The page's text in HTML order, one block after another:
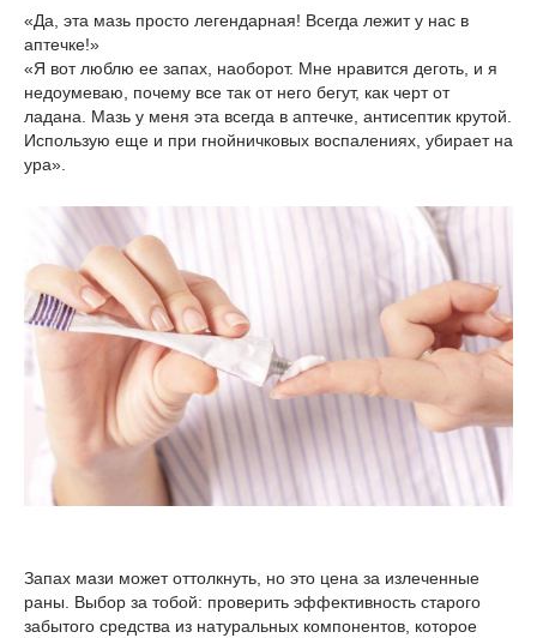
«Да, эта мазь просто легендарная! Всегда лежит у нас в
аптечке!»
«Я вот люблю ее запах, наоборот. Мне нравится деготь, и я
недоумеваю, почему все так от него бегут, как черт от
ладана. Мазь у меня эта всегда в аптечке, антисептик крутой.
Использую еще и при гнойничковых воспалениях, убирает на
ура».
Запах мази может оттолкнуть, но это цена за излеченные
раны. Выбор за тобой: проверить эффективность старого
забытого средства из натуральных компонентов, которое